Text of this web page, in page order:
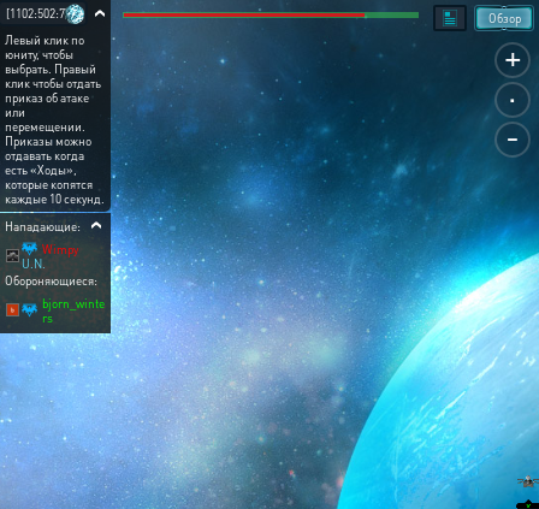
+
.
-
Обзор
[1102:502:7]
Левый клик по
юниту, чтобы
выбрать. Правый
клик чтобы отдать
приказ об атаке
или
перемещении.
Приказы можно
отдавать когда
есть «Ходы»,
которые копятся
каждые 10 секунд.
Нападающие:
Wimpy
U.N.
Обороняющиеся:
bjorn_winte
rs